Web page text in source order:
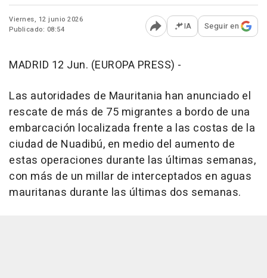
Viernes, 12 junio 2026
Publicado: 08:54
Abrir opciones para
IA Seguir en
MADRID 12 Jun. (EUROPA PRESS) -
Las autoridades de Mauritania han anunciado el
rescate de más de 75 migrantes a bordo de una
embarcación localizada frente a las costas de la
ciudad de Nuadibú, en medio del aumento de
estas operaciones durante las últimas semanas,
con más de un millar de interceptados en aguas
mauritanas durante las últimas dos semanas.